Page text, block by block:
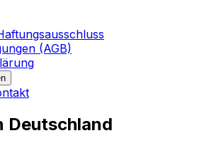
(AGB)
Deutschland